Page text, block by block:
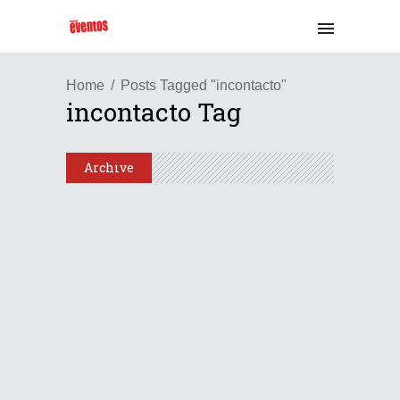
Home Posts Tagged "incontacto"
incontacto Tag
Archive